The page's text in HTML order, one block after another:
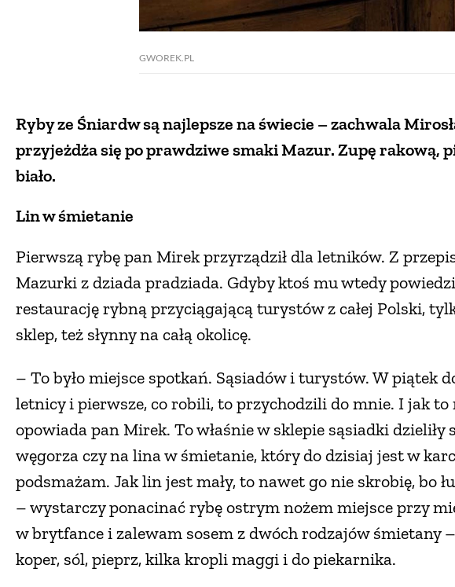
GWOREK.PL
Ryby ze Śniardw są najlepsze na świecie – zachwala
przyjeżdża się po prawdziwe smaki Mazur. Zupę rakową,
biało.
Lin w śmietanie
Pierwszą rybę pan Mirek przyrządził dla letników. Z
Mazurki z dziada pradziada. Gdyby ktoś mu wtedy
restaurację rybną przyciągającą turystów z całej Polski,
sklep, też słynny na całą okolicę.
– To było miejsce spotkań. Sąsiadów i turystów. W piątek
letnicy i pierwsze, co robili, to przychodzili do mnie. I jak to
opowiada pan Mirek. To właśnie w sklepie sąsiadki
węgorza czy na lina w śmietanie, który do dzisiaj jest w
podsmażam. Jak lin jest mały, to nawet go nie skrobię, bo
– wystarczy ponacinać rybę ostrym nożem miejsce przy
w brytfance i zalewam sosem z dwóch rodzajów śmietany
koper, sól, pieprz, kilka kropli maggi i do piekarnika.